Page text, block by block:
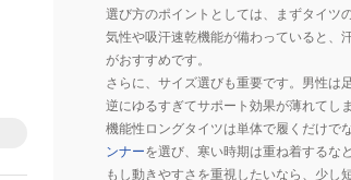
選び方のポイントとしては、まずタイツ
気性や吸汗速乾機能が備わっていると、
がおすすめです。
さらに、サイズ選びも重要です。男性は
逆にゆるすぎてサポート効果が薄れてし
機能性ロングタイツは単体で履くだけでな
ンナーを選び、寒い時期は重ね着するな
もし動きやすさを重視したいなら、少し